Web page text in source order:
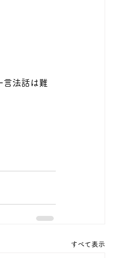
言法話は難
すべて表示